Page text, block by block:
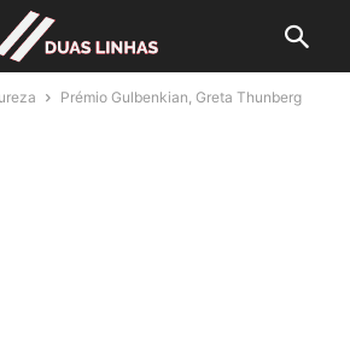
Prémio Gulbenkian, Greta Thunberg